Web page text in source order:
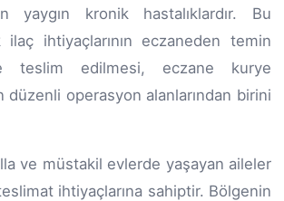
yaygın kronik hastalıklardır. Bu
ilaç ihtiyaçlarının eczaneden temin
teslim edilmesi, eczane kurye
düzenli operasyon alanlarından birini
ve müstakil evlerde yaşayan aileler
ihtiyaçlarına sahiptir. Bölgenin